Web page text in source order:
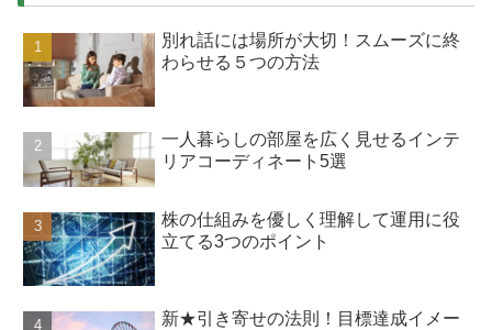
別れ話には場所が大切！スムーズに終
わらせる５つの方法
一人暮らしの部屋を広く見せるインテ
リアコーディネート5選
株の仕組みを優しく理解して運用に役
立てる3つのポイント
新★引き寄せの法則！目標達成イメー